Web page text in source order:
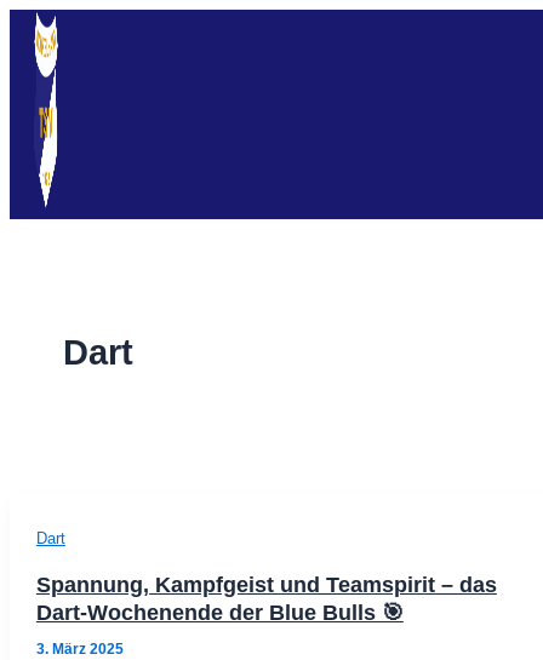
Zum
Inhalt
springen
Dart
Dart
Spannung, Kampfgeist und Teamspirit – das
Dart-Wochenende der Blue Bulls 🎯
3. März 2025